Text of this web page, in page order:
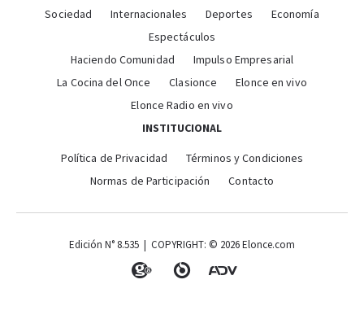
Sociedad
Internacionales Deportes
Economía
Espectáculos
Haciendo Comunidad
Impulso Empresarial
La Cocina del Once
Clasionce
Elonce en vivo
Elonce Radio en vivo
INSTITUCIONAL
Política de Privacidad
Términos y Condiciones
Normas de Participación
Contacto
Edición N° 8.535 | COPYRIGHT: © 2026 Elonce.com